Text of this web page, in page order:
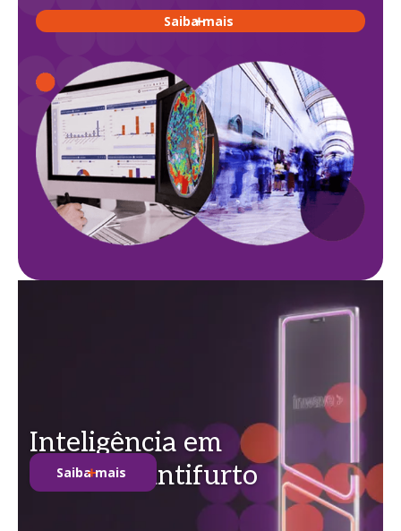
Saiba mais
Inteligência em
soluções antifurto
Saiba mais